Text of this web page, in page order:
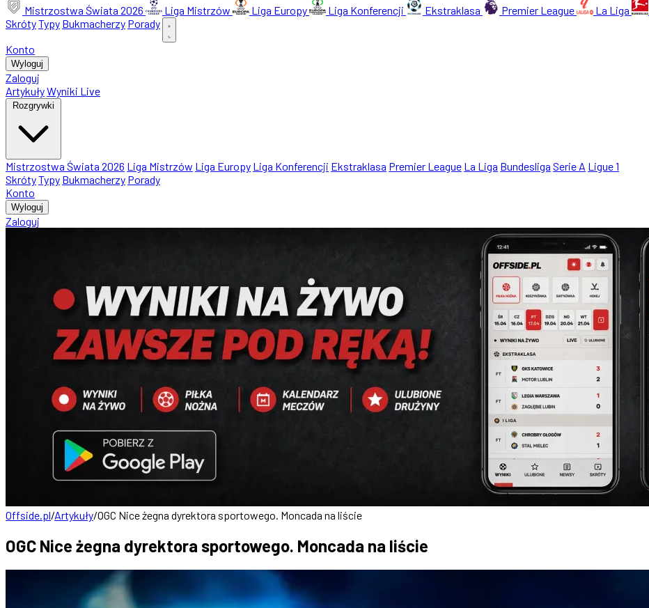
Mistrzostwa Świata 2026 Liga Mistrzów Liga Europy Liga Konferencji Ekstraklasa Premier League La Liga
SkrótyTypy Bukmacherzy Porady
Konto
Wyloguj
Zaloguj
ArtykułyWyniki Live
Rozgrywki
Mistrzostwa Świata 2026 Liga Mistrzów Liga Europy Liga Konferencji Ekstraklasa Premier League La Liga Bundesliga Serie A Ligue 1
SkrótyTypy Bukmacherzy Porady
Konto
Wyloguj
Zaloguj
Offside.pl/Artykuły/OGC Nice żegna dyrektora sportowego. Moncada na liście
OGC Nice żegna dyrektora sportowego. Moncada na liście